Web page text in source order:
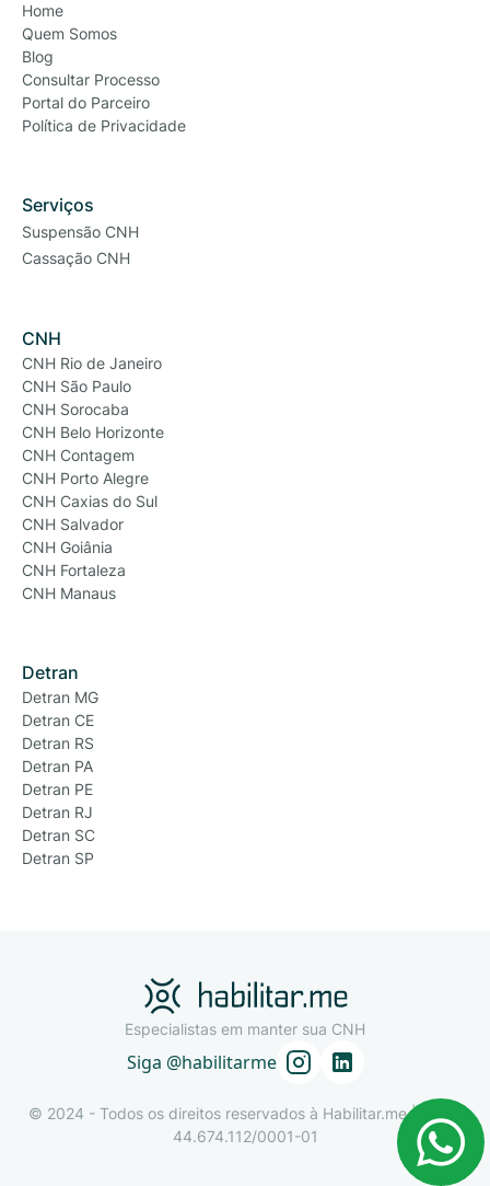
Home
Quem Somos
Blog
Consultar Processo
Portal do Parceiro
Política de Privacidade
Serviços
Suspensão CNH
Cassação CNH
CNH
CNH Rio de Janeiro
CNH São Paulo
CNH Sorocaba
CNH Belo Horizonte
CNH Contagem
CNH Porto Alegre
CNH Caxias do Sul
CNH Salvador
CNH Goiânia
CNH Fortaleza
CNH Manaus
Detran
Detran MG
Detran CE
Detran RS
Detran PA
Detran PE
Detran RJ
Detran SC
Detran SP
Especialistas em manter sua CNH
Siga @habilitarme
© 2024 - Todos os direitos reservados à Habilitar.me | CNPJ
44.674.112/0001-01